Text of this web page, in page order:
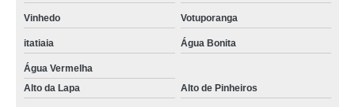
Vinhedo Votuporanga
itatiaia Água Bonita
Água Vermelha
Alto da Lapa
Alto de Pinheiros